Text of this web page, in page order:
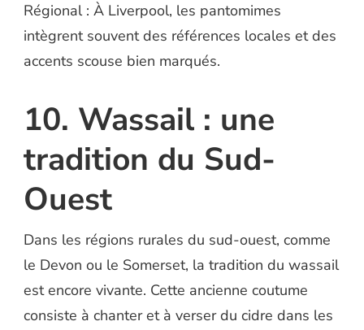
Régional : À Liverpool, les pantomimes
intègrent souvent des références locales et des
accents scouse bien marqués.
10. Wassail : une
tradition du Sud-
Ouest
Dans les régions rurales du sud-ouest, comme
le Devon ou le Somerset, la tradition du wassail
est encore vivante. Cette ancienne coutume
consiste à chanter et à verser du cidre dans les